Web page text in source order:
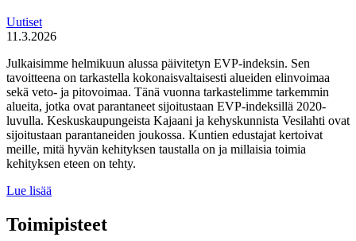
Uutiset
11.3.2026
Julkaisimme helmikuun alussa päivitetyn EVP-indeksin. Sen
tavoitteena on tarkastella kokonaisvaltaisesti alueiden elinvoimaa
sekä veto- ja pitovoimaa. Tänä vuonna tarkastelimme tarkemmin
alueita, jotka ovat parantaneet sijoitustaan EVP-indeksillä 2020-
luvulla. Keskuskaupungeista Kajaani ja kehyskunnista Vesilahti ovat
sijoitustaan parantaneiden joukossa. Kuntien edustajat kertoivat
meille, mitä hyvän kehityksen taustalla on ja millaisia toimia
kehityksen eteen on tehty.
Lue lisää
ja
kehyskunnat
Toimipisteet